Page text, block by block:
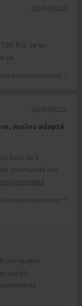
Pro. Je les
ça.
automatiquement *)
28/07/2026
moins adapté
bout de 5
commande ont
complète
automatiquement *)
28/07/2026
une qualité
appels